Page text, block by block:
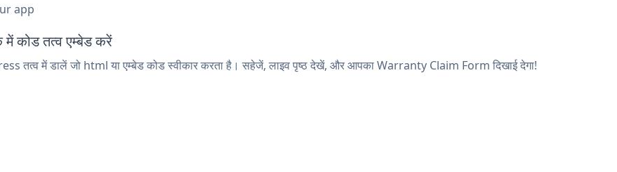
app
कोड तत्व एम्बेड करें
तत्व में डालें जो html या एम्बेड कोड स्वीकार करता है। सहेजें, लाइव पृष्ठ देखें, और आपका Warranty Claim Form दिखाई देगा!